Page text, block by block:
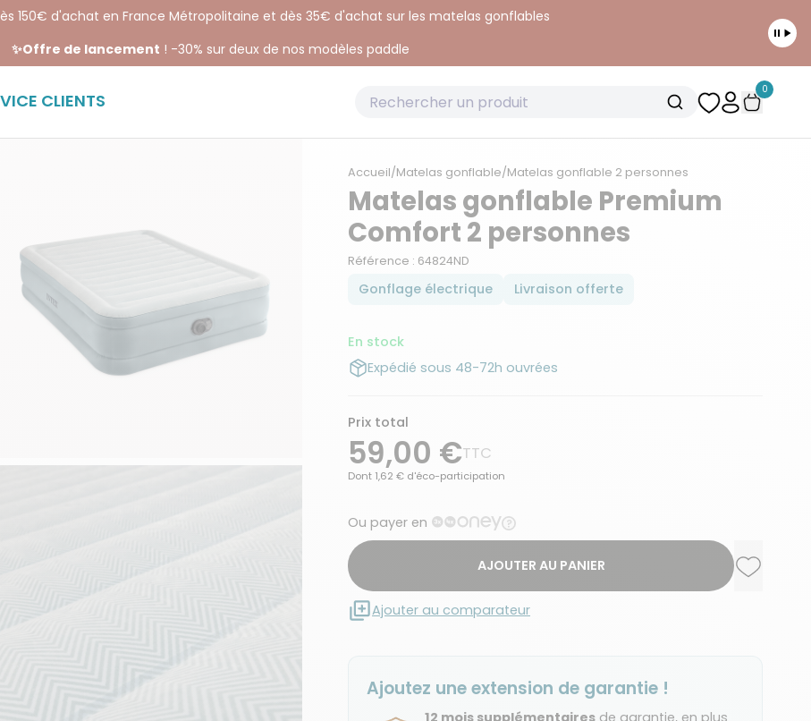
150€ d'achat en France Métropolitaine et dès 35€ d'achat sur les matelas gonflables
✨Offre de lancement ! -30% sur deux de nos modèles paddle
CLIENTS
0
Accueil/Matelas gonflable/Matelas gonflable 2 personnes
Matelas gonflable Premium
Comfort 2 personnes
Référence : 64824ND
Gonflage électrique Livraison offerte
En stock
Expédié sous 48-72h ouvrées
Prix total
59,00 €TTC
Dont 1,62 € d'éco-participation
Ou payer en
AJOUTER AU PANIER Ajouter
Ajouter au comparateur
Ajoutez une extension de garantie !
12 mois supplémentaires de garantie, en plus